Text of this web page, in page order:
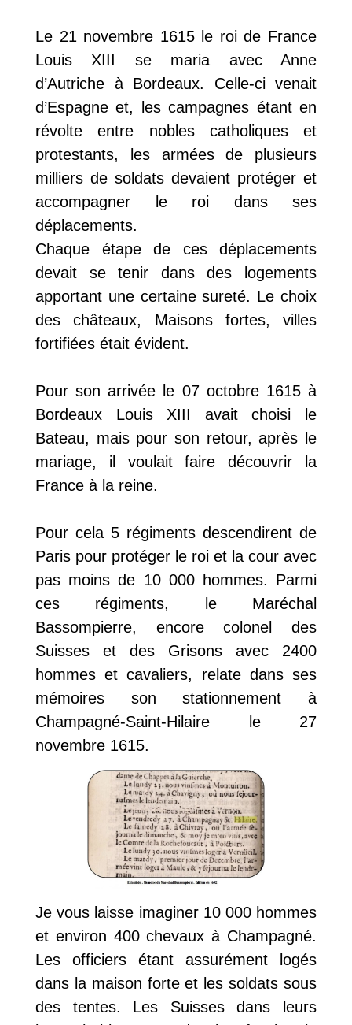
Le 21 novembre 1615 le roi de France
Louis XIII se maria avec Anne
d’Autriche à Bordeaux. Celle-ci venait
d’Espagne et, les campagnes étant en
révolte entre nobles catholiques et
protestants, les armées de plusieurs
milliers de soldats devaient protéger et
accompagner le roi dans ses
déplacements.
Chaque étape de ces déplacements
devait se tenir dans des logements
apportant une certaine sureté. Le choix
des châteaux, Maisons fortes, villes
fortifiées était évident.
Pour son arrivée le 07 octobre 1615 à
Bordeaux Louis XIII avait choisi le
Bateau, mais pour son retour, après le
mariage, il voulait faire découvrir la
France à la reine.
Pour cela 5 régiments descendirent de
Paris pour protéger le roi et la cour avec
pas moins de 10 000 hommes. Parmi
ces régiments, le Maréchal
Bassompierre, encore colonel des
Suisses et des Grisons avec 2400
hommes et cavaliers, relate dans ses
mémoires son stationnement à
Champagné-Saint-Hilaire le 27
novembre 1615.
Je vous laisse imaginer 10 000 hommes
et environ 400 chevaux à Champagné.
Les officiers étant assurément logés
dans la maison forte et les soldats sous
des tentes. Les Suisses dans leurs